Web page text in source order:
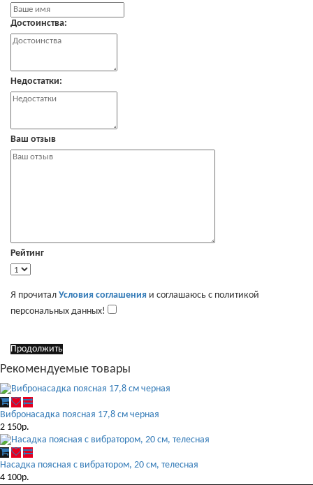
Достоинства:
Недостатки:
Ваш отзыв
Рейтинг
Я прочитал Условия соглашения и соглашаюсь с политикой
персональных данных!
Продолжить
Рекомендуемые товары
Вибронасадка поясная 17,8 см черная
2 150р.
Насадка поясная с вибратором, 20 см, телесная
4 100р.